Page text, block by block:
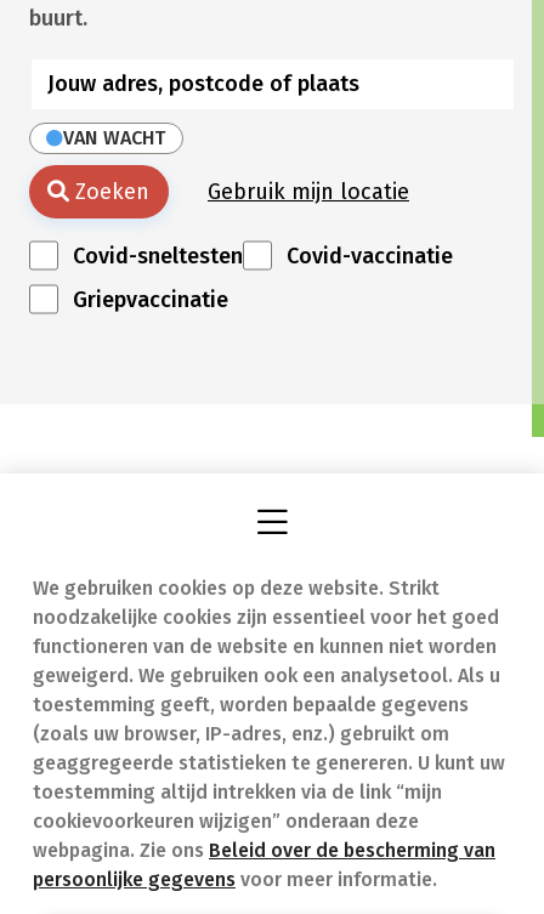
We gebruiken cookies op deze website. Strikt
noodzakelijke cookies zijn essentieel voor het goed
functioneren van de website en kunnen niet worden
geweigerd. We gebruiken ook een analysetool. Als u
toestemming geeft, worden bepaalde gegevens
(zoals uw browser, IP-adres, enz.) gebruikt om
geaggregeerde statistieken te genereren. U kunt uw
toestemming altijd intrekken via de link “mijn
cookievoorkeuren wijzigen” onderaan deze
webpagina. Zie ons Beleid over de bescherming van
persoonlijke gegevens voor meer informatie.
buurt.
VAN WACHT
Zoeken Gebruik mijn locatie
Covid-sneltesten
Covid-vaccinatie
Griepvaccinatie
Vind een apotheek
Onze expertise
Ziekten
Geneesmiddelen
In geval van nood
Contact
Veelgestelde vragen
(FAQ)